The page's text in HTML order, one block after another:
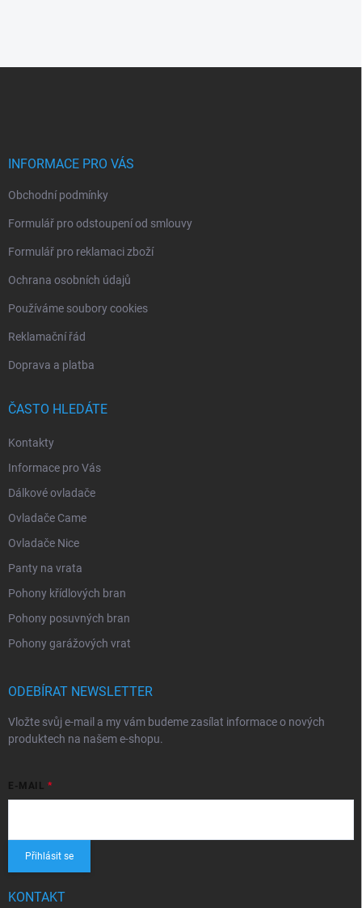
INFORMACE PRO VÁS
Obchodní podmínky
Formulář pro odstoupení od smlouvy
Formulář pro reklamaci zboží
Ochrana osobních údajů
Používáme soubory cookies
Reklamační řád
Doprava a platba
ČASTO HLEDÁTE
Kontakty
Informace pro Vás
Dálkové ovladače
Ovladače Came
Ovladače Nice
Panty na vrata
Pohony křídlových bran
Pohony posuvných bran
Pohony garážových vrat
ODEBÍRAT NEWSLETTER
Vložte svůj e-mail a my vám budeme zasílat informace o nových
produktech na našem e-shopu.
E-MAIL
Přihlásit se
KONTAKT